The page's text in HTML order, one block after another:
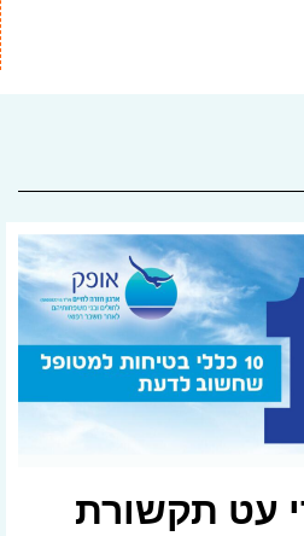
עט תקשורת